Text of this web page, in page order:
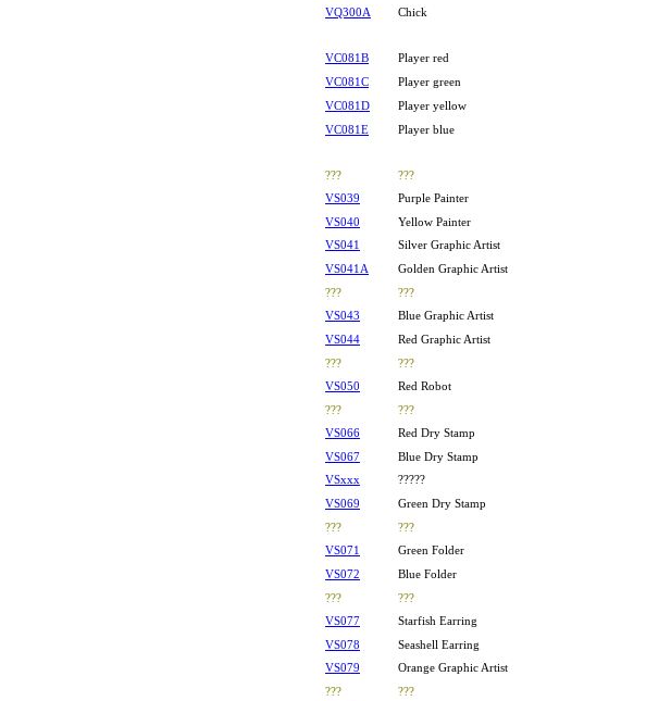
VQ300A
Chick
VC081B Player red
VC081C
Player green
VC081D
Player yellow
VC081E
Player blue
???
???
VS039
Purple Painter
VS040
Yellow Painter
VS041
Silver Graphic Artist
VS041A
Golden Graphic Artist
???
???
VS043
Blue Graphic Artist
VS044
Red Graphic Artist
???
???
VS050
Red Robot
???
???
VS066
Red Dry Stamp
VS067
Blue Dry Stamp
VSxxx
?????
VS069
Green Dry Stamp
???
???
VS071
Green Folder
VS072
Blue Folder
???
???
VS077
Starfish Earring
VS078
Seashell Earring
VS079
Orange Graphic Artist
???
???